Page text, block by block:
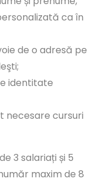
ca în
de o adresă pe
identitate
necesare cursuri
3 salariați și 5
maxim de 8